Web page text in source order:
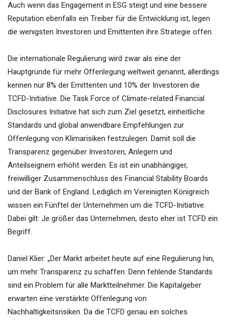
Auch wenn das Engagement in ESG steigt und eine bessere
Reputation ebenfalls ein Treiber für die Entwicklung ist, legen
die wenigsten Investoren und Emittenten ihre Strategie offen.
Die internationale Regulierung wird zwar als eine der
Hauptgründe für mehr Offenlegung weltweit genannt, allerdings
kennen nur 8% der Emittenten und 10% der Investoren die
TCFD-Initiative. Die Task Force of Climate-related Financial
Disclosures Initiative hat sich zum Ziel gesetzt, einheitliche
Standards und global anwendbare Empfehlungen zur
Offenlegung von Klimarisiken festzulegen. Damit soll die
Transparenz gegenüber Investoren, Anlegern und
Anteilseignern erhöht werden. Es ist ein unabhängiger,
freiwilliger Zusammenschluss des Financial Stability Boards
und der Bank of England. Lediglich im Vereinigten Königreich
wissen ein Fünftel der Unternehmen um die TCFD-Initiative.
Dabei gilt: Je größer das Unternehmen, desto eher ist TCFD ein
Begriff.
Daniel Klier: „Der Markt arbeitet heute auf eine Regulierung hin,
um mehr Transparenz zu schaffen. Denn fehlende Standards
sind ein Problem für alle Marktteilnehmer. Die Kapitalgeber
erwarten eine verstärkte Offenlegung von
Nachhaltigkeitsrisiken. Da die TCFD genau ein solches